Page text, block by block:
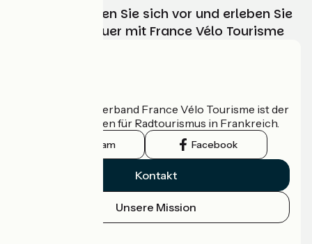
Wählen, bereiten Sie sich vor und erleben Sie
Ihr Radabenteuer mit France Vélo Tourisme
Der nationale Verband France Vélo Tourisme ist der
offizielle Leitfaden für Radtourismus in Frankreich.
Instagram Facebook
Kontakt
Unsere Mission